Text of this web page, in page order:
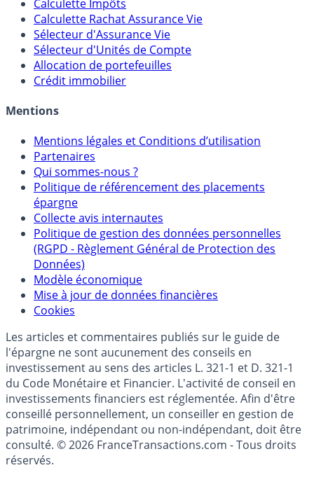
Calculateur d'intérêts
Calculette Impôts
Calculette Rachat Assurance Vie
Sélecteur d'Assurance Vie
Sélecteur d'Unités de Compte
Allocation de portefeuilles
Mentions légales et Conditions d’utilisation
Partenaires
Qui sommes-nous ?
Politique de référencement des placements
épargne
Collecte avis internautes
Politique de gestion des données personnelles
(RGPD - Règlement Général de Protection des
Données)
Modèle économique
Mise à jour de données financières
Cookies
Les articles et commentaires publiés sur le guide de
l'épargne ne sont aucunement des conseils en
investissement au sens des articles L. 321-1 et D. 321-1
du Code Monétaire et Financier. L'activité de conseil en
investissements financiers est réglementée. Afin d'être
conseillé personnellement, un conseiller en gestion de
patrimoine, indépendant ou non-indépendant, doit être
consulté. © 2026 FranceTransactions.com - Tous droits